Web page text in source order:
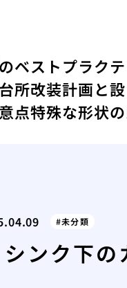
ベストプラク
台所改装計画と
点特殊な形状
未分類
シンク下